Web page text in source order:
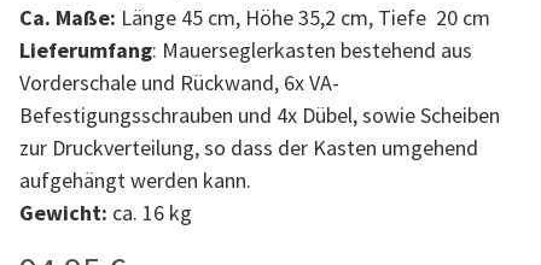
Ca. Maße: Länge 45 cm, Höhe 35,2 cm, Tiefe 20 cm
Lieferumfang: Mauerseglerkasten bestehend aus
Vorderschale und Rückwand, 6x VA-
Befestigungsschrauben und 4x Dübel, sowie Scheiben
zur Druckverteilung, so dass der Kasten umgehend
aufgehängt werden kann.
Gewicht: ca. 16 kg